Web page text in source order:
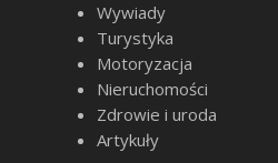
Wywiady
Turystyka
Motoryzacja
Nieruchomości
Zdrowie i uroda
Artykuły